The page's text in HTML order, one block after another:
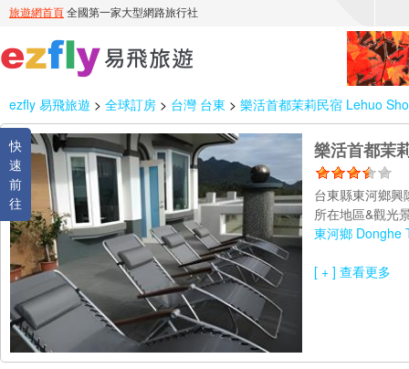
ezfly 易飛旅遊 > 全球訂房 > 台灣 台東 > 樂活首都茉莉民宿 Lehuo
快
速
前
往
樂活首都茉
台東縣東河鄉
所在地區&觀光
東河鄉 Donghe
[ + ] 查看更多